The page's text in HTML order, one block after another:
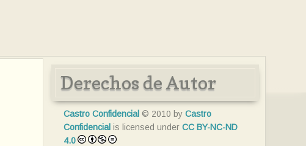
Derechos de Autor
Castro Confidencial © 2010 by Castro
Confidencial is licensed under CC BY-NC-ND
4.0